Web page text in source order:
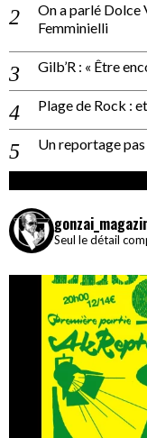
On a parlé Dolce
Femminielli
Gilb’R : « Être
Plage de Rock :
Un reportage pas
Seul le détail